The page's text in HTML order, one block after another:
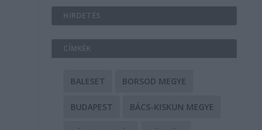
HIRDETÉS
CÍMKÉK
BALESET BORSOD MEGYE
BUDAPEST BÁCS-KISKUN MEGYE